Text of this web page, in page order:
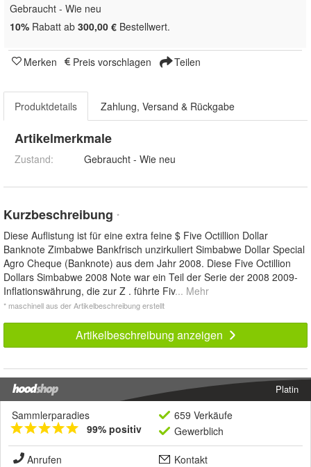
Gebraucht - Wie neu
10% Rabatt ab 300,00 € Bestellwert.
Merken Preis vorschlagen Teilen
Produktdetails Zahlung, Versand & Rückgabe
Artikelmerkmale
Zustand: Gebraucht - Wie neu
Kurzbeschreibung *
Diese Auflistung ist für eine extra feine $ Five Octillion Dollar
Banknote Zimbabwe Bankfrisch unzirkuliert Simbabwe Dollar Special
Agro Cheque (Banknote) aus dem Jahr 2008. Diese Five Octillion
Dollars Simbabwe 2008 Note war ein Teil der Serie der 2008 2009-
Inflationswährung, die zur Z . führte Fiv... Mehr
* maschinell aus der Artikelbeschreibung erstellt
Artikelbeschreibung anzeigen
Platin
Sammlerparadies
99% positiv
659 Verkäufe
Gewerblich
Anrufen
Kontakt